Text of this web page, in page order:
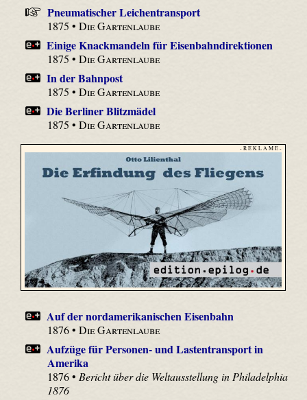
Pneumatischer Leichentransport
1875 •Die Gartenlaube
Einige Knackmandeln für Eisenbahndirektionen
1875 •Die Gartenlaube
In der Bahnpost
1875 •Die Gartenlaube
Die Berliner Blitzmädel
1875 •Die Gartenlaube
- R E K L A M E -
Auf der nordamerikanischen Eisenbahn
1876 •Die Gartenlaube
Aufzüge für Personen- und Lastentransport in
Amerika
1876 • Bericht über die Weltausstellung in Philadelphia
1876